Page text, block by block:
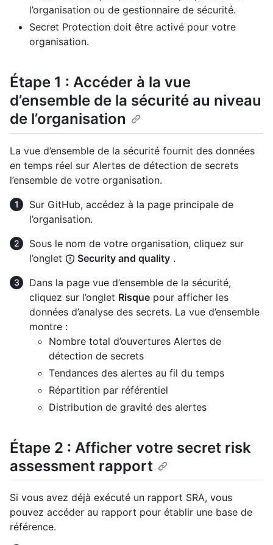
l’organisation ou de gestionnaire de sécurité.
Secret Protection doit être activé pour votre
organisation.
Étape 1 : Accéder à la vue
d’ensemble de la sécurité au niveau
de l’organisation
La vue d’ensemble de la sécurité fournit des données
en temps réel sur Alertes de détection de secrets
l’ensemble de votre organisation.
Sur GitHub, accédez à la page principale de
l’organisation.
Sous le nom de votre organisation, cliquez sur
l’onglet
Security and quality .
Dans la page vue d’ensemble de la sécurité,
cliquez sur l’onglet Risque pour afficher les
données d’analyse des secrets. La vue d’ensemble
montre :
Nombre total d’ouvertures Alertes de
détection de secrets
Tendances des alertes au fil du temps
Répartition par référentiel
Distribution de gravité des alertes
Étape 2 : Afficher votre secret risk
assessment rapport
Si vous avez déjà exécuté un rapport SRA, vous
pouvez accéder au rapport pour établir une base de
référence.